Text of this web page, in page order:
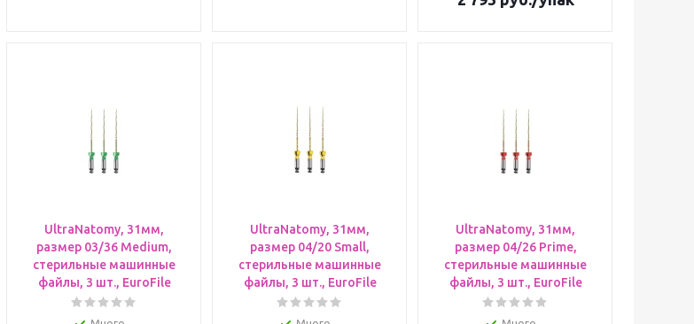
UltraNatomy, 31мм,
размер 03/36 Medium,
стерильные машинные
файлы, 3 шт., EuroFile
UltraNatomy, 31мм,
размер 04/20 Small,
стерильные машинные
файлы, 3 шт., EuroFile
UltraNatomy, 31мм,
размер 04/26 Prime,
стерильные машинные
файлы, 3 шт., EuroFile